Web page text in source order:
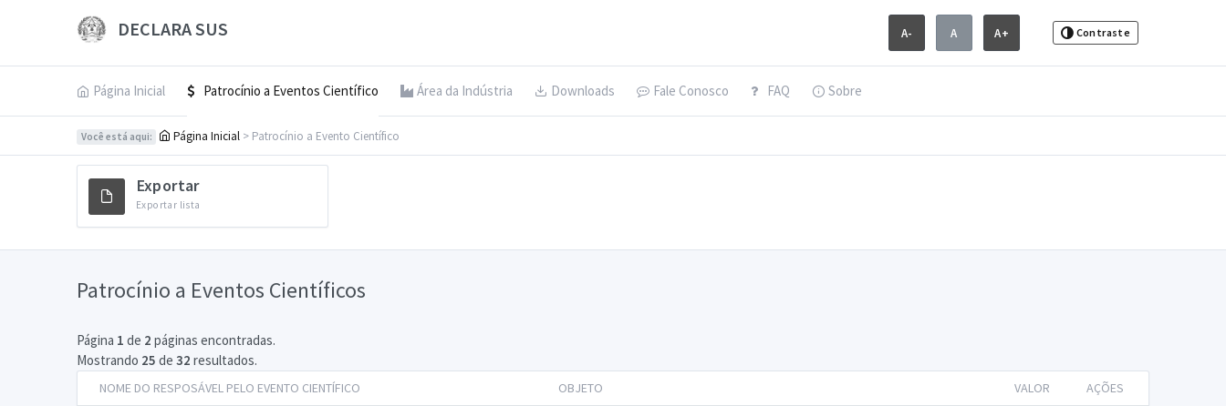
DECLARA SUS A- A A+ Contraste
Página Inicial Patrocínio a Eventos Científico Área da Indústria Downloads Fale Conosco FAQ Sobre
Você está aqui: Página Inicial > Patrocínio a Evento Científico
Exportar
Exportar lista
Patrocínio a Eventos Científicos
Página 1 de 2 páginas encontradas.
Mostrando 25 de 32 resultados.
NOME DO RESPOSÁVEL PELO EVENTO CIENTÍFICO OBJETO VALOR AÇÕES